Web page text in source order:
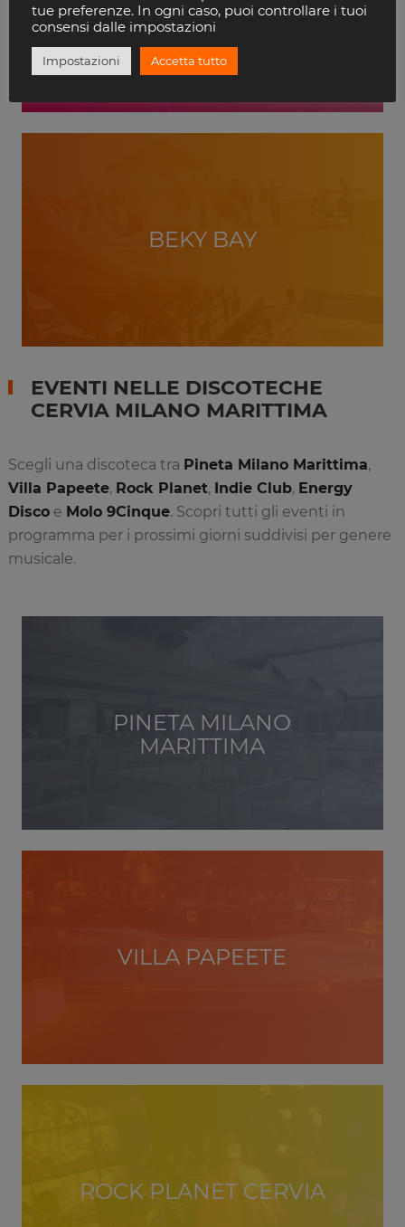
RICCIONE
BEKY BAY
EVENTI NELLE DISCOTECHE
CERVIA MILANO MARITTIMA
Scegli una discoteca tra Pineta Milano Marittima,
Villa Papeete, Rock Planet, Indie Club, Energy
Discoe Molo 9Cinque. Scopri tutti gli eventi in
programma per i prossimi giorni suddivisi per genere
musicale.
PINETA MILANO
MARITTIMA
VILLA PAPEETE
ROCK PLANET CERVIA
tue preferenze. In ogni caso, puoi controllare i tuoi
consensi dalle impostazioni
Impostazioni Accetta tutto